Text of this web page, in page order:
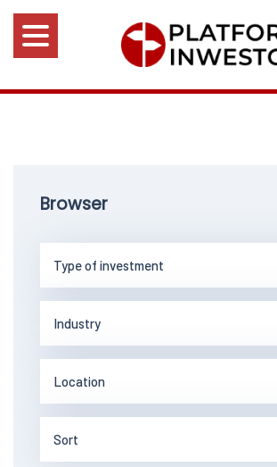
Browser